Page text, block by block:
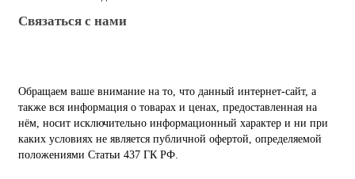
Связаться с нами
Обращаем ваше внимание на то, что данный интернет-сайт, а
также вся информация о товарах и ценах, предоставленная на
нём, носит исключительно информационный характер и ни при
каких условиях не является публичной офертой, определяемой
положениями Статьи 437 ГК РФ.